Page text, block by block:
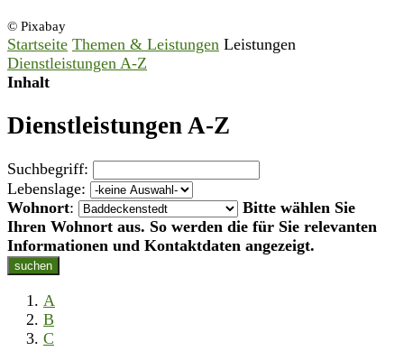
© Pixabay
Startseite Themen & Leistungen Leistungen
Dienstleistungen A-Z
Inhalt
Dienstleistungen A-Z
Suchbegriff:
Lebenslage:
Wohnort:
Bitte wählen Sie
Ihren Wohnort aus. So werden die für Sie relevanten
Informationen und Kontaktdaten angezeigt.
suchen
A
B
C